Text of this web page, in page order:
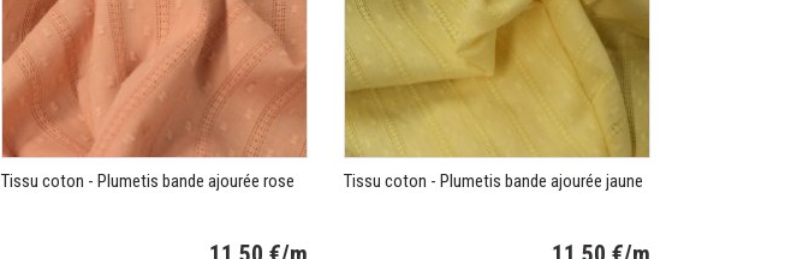
Tissu coton - Plumetis bande ajourée rose Tissu coton - Plumetis bande ajourée jaune